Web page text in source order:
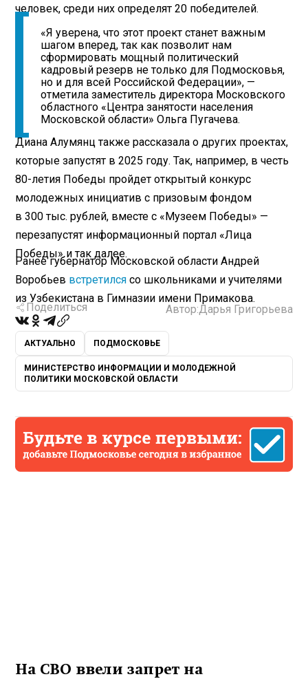
человек, среди них определят 20 победителей.
«Я уверена, что этот проект станет важным
шагом вперед, так как позволит нам
сформировать мощный политический
кадровый резерв не только для Подмосковья,
но и для всей Российской Федерации», —
отметила заместитель директора Московского
областного «Центра занятости населения
Московской области» Ольга Пугачева.
Диана Алумянц также рассказала о других проектах,
которые запустят в 2025 году. Так, например, в честь
80-летия Победы пройдет открытый конкурс
молодежных инициатив с призовым фондом
в 300 тыс. рублей, вместе с «Музеем Победы» —
перезапустят информационный портал «Лица
Победы» и так далее.
Ранее губернатор Московской области Андрей
Воробьев встретилсясо школьниками и учителями
из Узбекистана в Гимназии имени Примакова.
Поделиться Автор:Дарья Григорьева
АКТУАЛЬНО ПОДМОСКОВЬЕ
МИНИСТЕРСТВО ИНФОРМАЦИИ И МОЛОДЕЖНОЙ
ПОЛИТИКИ МОСКОВСКОЙ ОБЛАСТИ
На СВО ввели запрет на